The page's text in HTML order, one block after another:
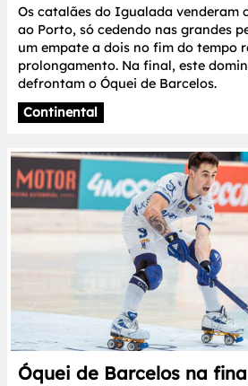
Os catalães do Igualada venderam
ao Porto, só cedendo nas grandes
um empate a dois no fim do tempo
prolongamento. Na final, este
defrontam o Óquei de Barcelos.
Continental
Óquei de Barcelos na